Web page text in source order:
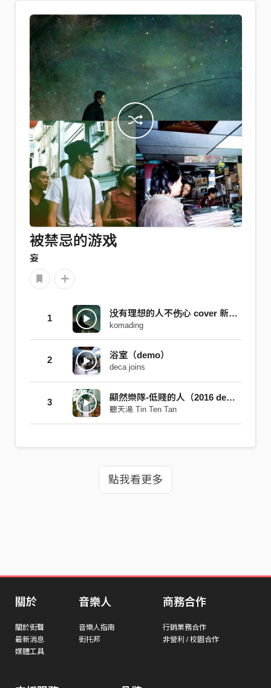
被禁忌的游戏
妄
1 没有理想的人不伤心 cover 新裤子乐队
komading
2 浴室（demo）
deca joins
3 顯然樂隊-低賤的人（2016 demo）
聽天湯 Tin Ten Tan
點我看更多
關於
關於街聲
最新消息
媒體工具
音樂人
音樂人指南
街托邦
商務合作
行銷業務合作
非營利 / 校園合作